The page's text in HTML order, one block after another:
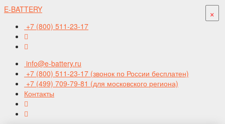
E-BATTERY
+7 (800) 511-23-17
info@e-battery.ru
+7 (800) 511-23-17 (звонок по России бесплатен)
+7 (499) 709-79-81 (для московского региона)
Контакты
×
×